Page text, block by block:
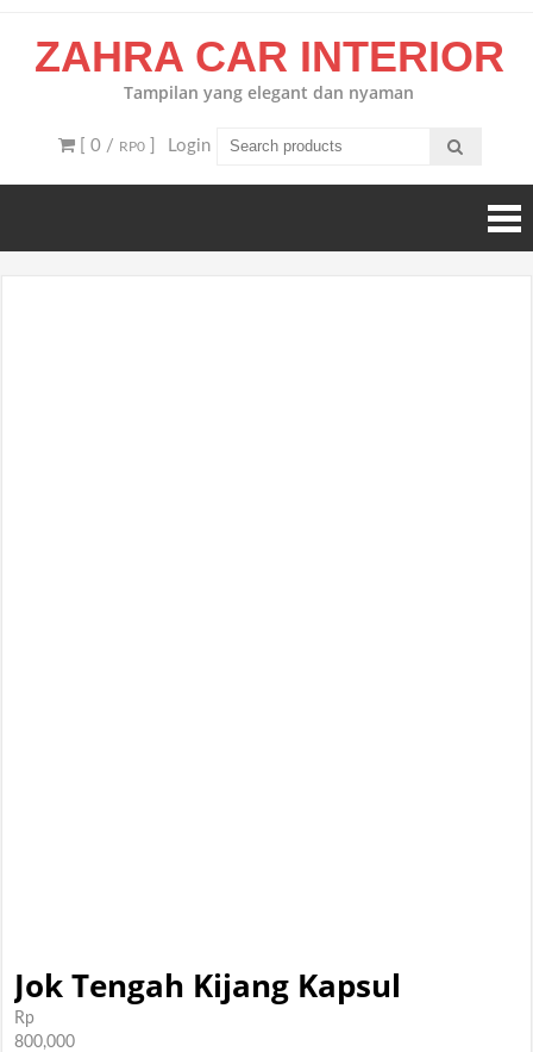
ZAHRA CAR INTERIOR
Tampilan yang elegant dan nyaman
[ 0 / RP0] Login
Jok Tengah Kijang Kapsul
Rp
800,000